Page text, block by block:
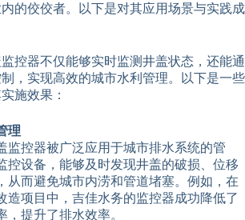
的佼佼者。以下是对其应用场景与实践成
控器不仅能够实时监测井盖状态，还能通
，实现高效的城市水利管理。以下是一些
施效果：
理
监控器被广泛应用于城市排水系统的管
控设备，能够及时发现井盖的破损、位移
从而避免城市内涝和管道堵塞。例如，在
造项目中，吉佳水务的监控器成功降低了
，提升了排水效率。